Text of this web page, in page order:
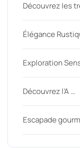
Découvrez les
Élégance
Exploration
Découvrez l’A …
Escapade